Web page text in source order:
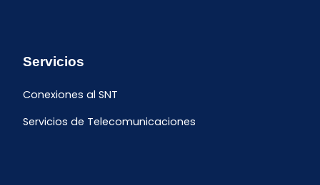
Servicios
Conexiones al SNT
Servicios de Telecomunicaciones